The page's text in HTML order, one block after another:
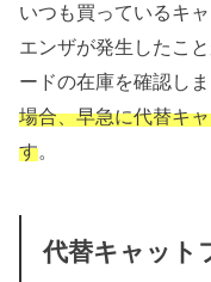
いつも買っているキ
エンザが発生したこ
ードの在庫を確認し
場合、早急に代替キ
す。
代替キャット